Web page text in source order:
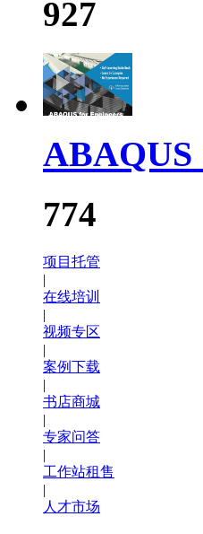
927
774
项目托管
|
在线培训
|
视频专区
|
案例下载
|
书店商城
|
专家问答
|
工作站租售
|
人才市场